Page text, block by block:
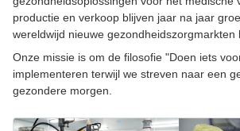
productie en verkoop blijven jaar na jaar
wereldwijd nieuwe gezondheidszorgmarkten
Onze missie is om de filosofie "Doen iets
implementeren terwijl we streven naar een
gezondere morgen.